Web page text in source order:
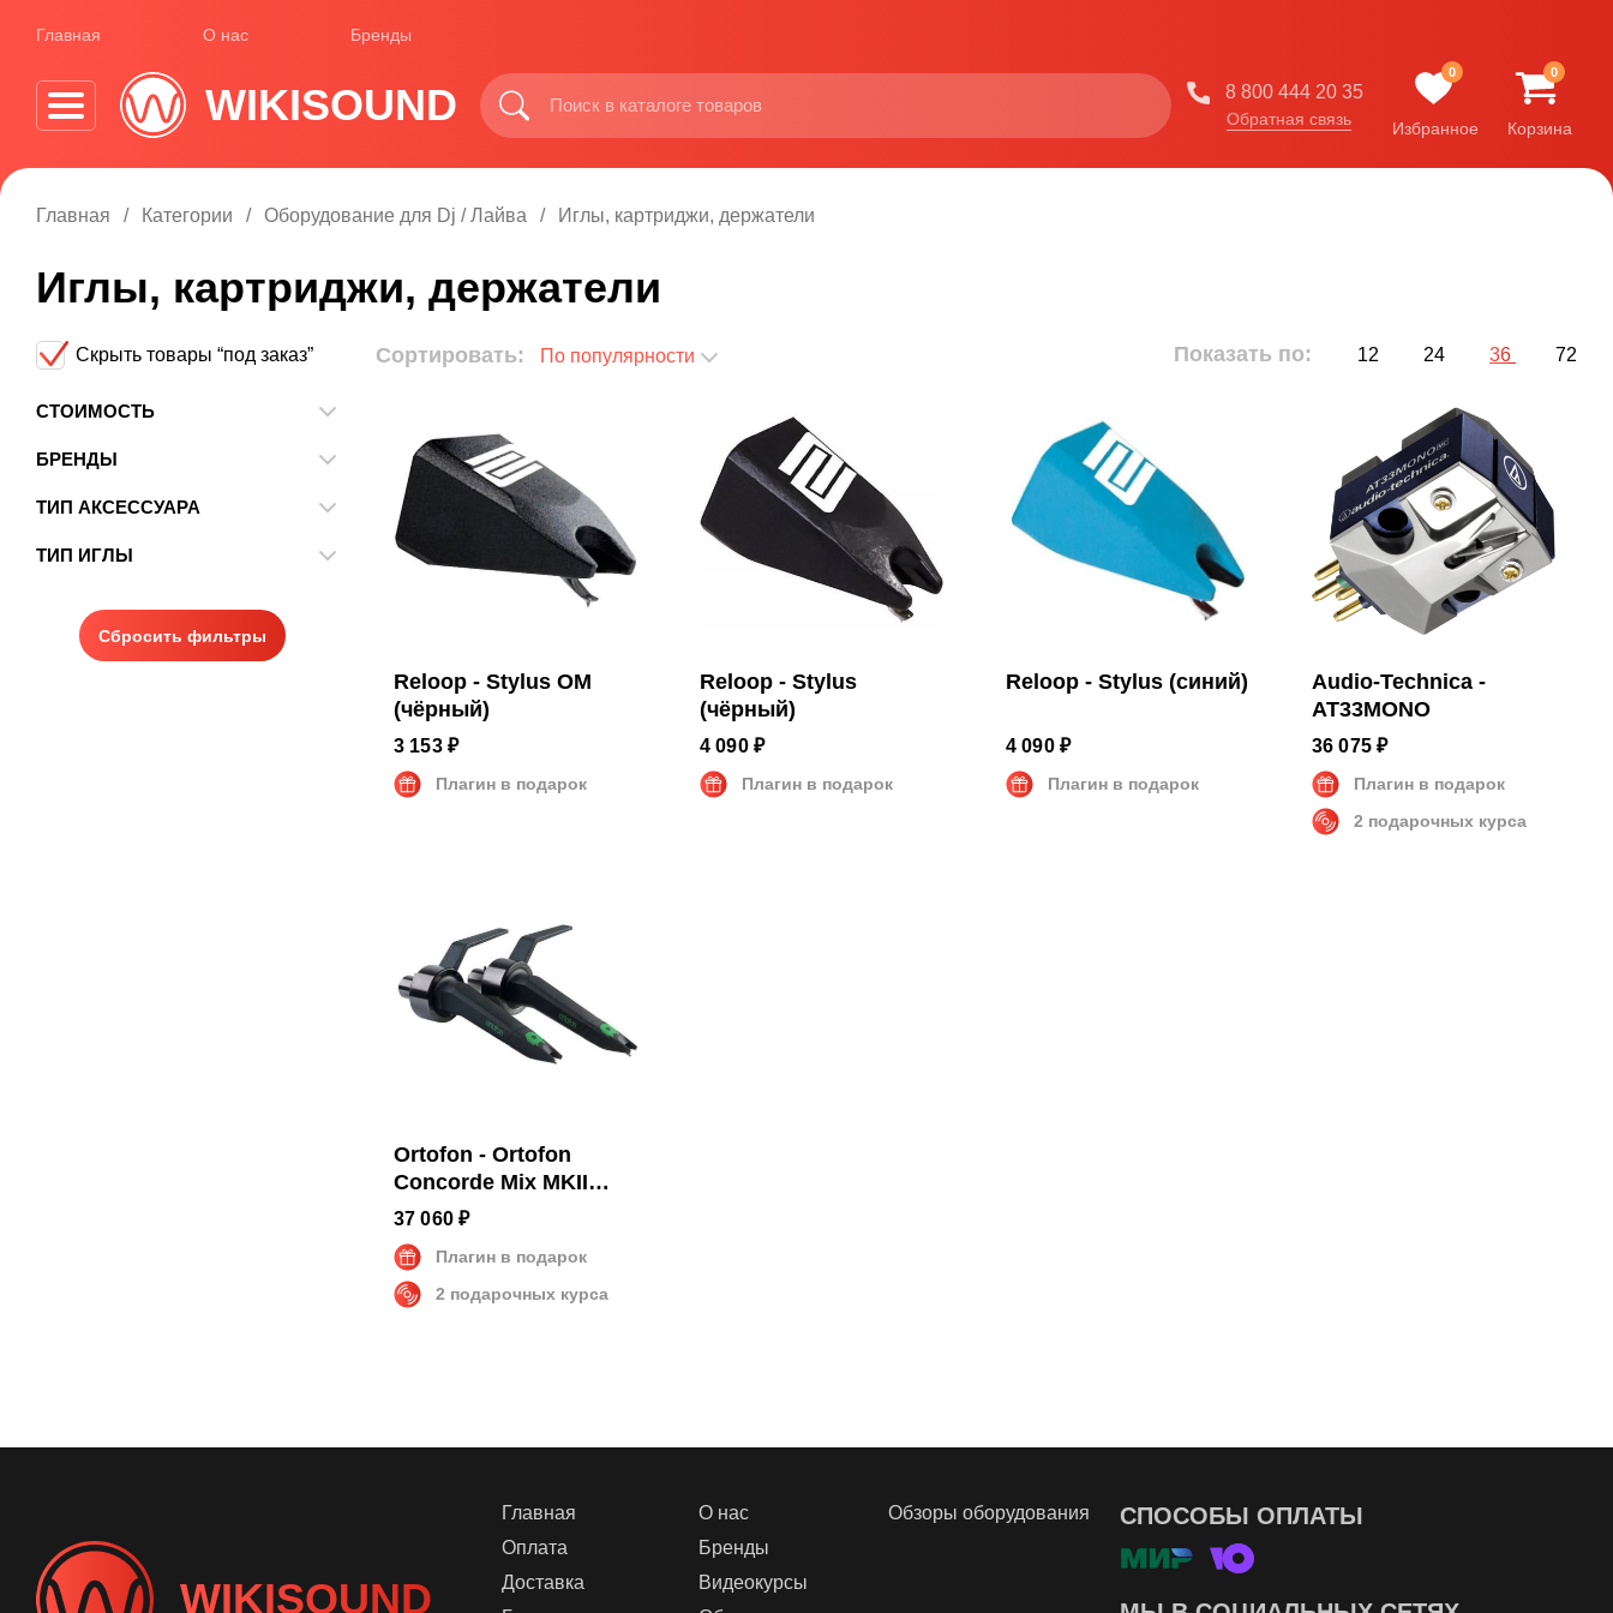
Главная О нас Бренды
WIKISOUND 8 800 444 20 35
Обратная связь
0
Избранное
0
Корзина
Главная Категории Оборудование для Dj / Лайва Иглы, картриджи, держатели
Иглы, картриджи, держатели
Скрыть товары “под заказ”
СТОИМОСТЬ
БРЕНДЫ
ТИП АКСЕССУАРА
Держатель
ТИП ИГЛЫ
Эллиптическая
Коническая
Сбросить фильтры
Сортировать: По популярности Показать по: 12 24 36 72
Reloop - Stylus OM
(чёрный)
3 153 ₽
Плагин в подарок
Reloop - Stylus
(чёрный)
4 090 ₽
Плагин в подарок
Reloop - Stylus (синий)
4 090 ₽
Плагин в подарок
Audio-Technica -
AT33MONO
36 075 ₽
Плагин в подарок
2 подарочных курса
Ortofon - Ortofon
Concorde Mix MKII
Twin
37 060 ₽
Плагин в подарок
2 подарочных курса
WIKISOUND
Главная
Оплата
Доставка
О нас
Бренды
Видеокурсы
Обзоры оборудования СПОСОБЫ ОПЛАТЫ